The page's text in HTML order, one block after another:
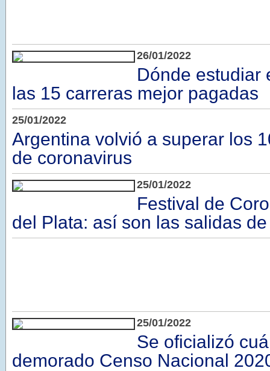
26/01/2022
Dónde estudiar
las 15 carreras mejor pagadas
25/01/2022
Argentina volvió a superar los
de coronavirus
25/01/2022
Festival de
del Plata: así son las salidas
25/01/2022
Se oficializó
demorado Censo Nacional